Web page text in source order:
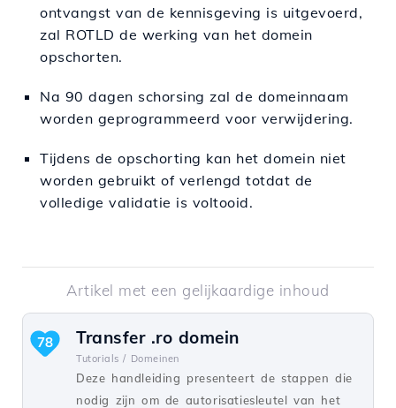
ontvangst van de kennisgeving is uitgevoerd,
zal ROTLD de werking van het domein
opschorten.
Na 90 dagen schorsing zal de domeinnaam
worden geprogrammeerd voor verwijdering.
Tijdens de opschorting kan het domein niet
worden gebruikt of verlengd totdat de
volledige validatie is voltooid.
Artikel met een gelijkaardige inhoud
Transfer .ro domein
Tutorials / Domeinen
Deze handleiding presenteert de stappen die
nodig zijn om de autorisatiesleutel van het
78